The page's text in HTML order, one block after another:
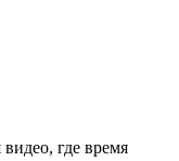
где время